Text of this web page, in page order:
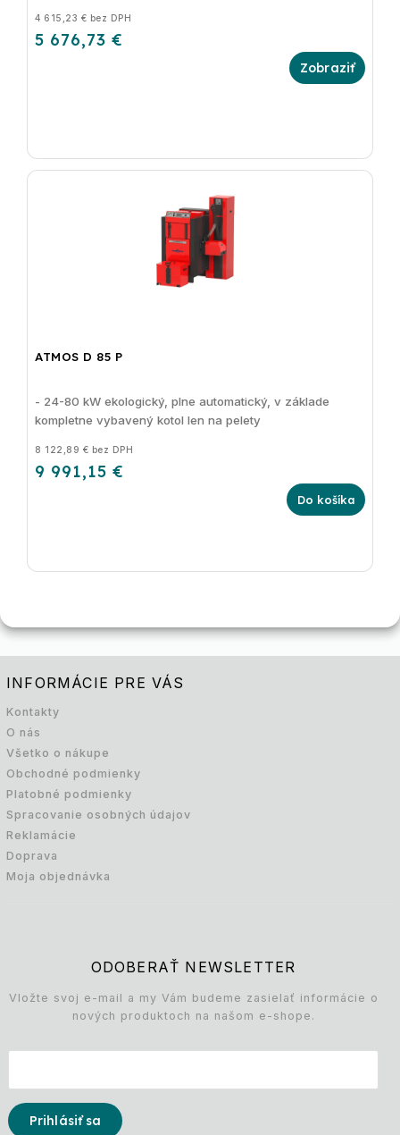
4 615,23 € bez DPH
5 676,73 €
ATMOS D 85 P
8 122,89 € bez DPH
9 991,15 €
Do košíka
- 24-80 kW ekologický, plne automatický, v základe
kompletne vybavený kotol len na pelety
INFORMÁCIE PRE VÁS
Kontakty
O nás
Všetko o nákupe
Obchodné podmienky
Platobné podmienky
Spracovanie osobných údajov
Reklamácie
Doprava
Moja objednávka
ODOBERAŤ NEWSLETTER
Vložte svoj e-mail a my Vám budeme zasielať informácie o
nových produktoch na našom e-shope.
Prihlásiť sa